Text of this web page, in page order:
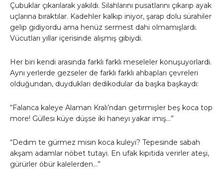
Çubuklar çıkarılarak yakıldı. Silahlarını pusatlarını çıkarıp ayak
uçlarına bıraktılar. Kadehler kalkıp iniyor, şarap dolu sürahiler
gelip gidiyordu ama henüz sermest dahi olmamışlardı.
Vücutları yıllar içerisinde alışmış gibiydi.
Her biri kendi arasında farklı farklı meseleler konuşuyorlardı.
Aynı yerlerde gezseler de farklı farklı ahbapları çevreleri
olduğundan, duydukları dedikodular da başka başkaydı:
“Falanca kaleye Alaman Kralı’ndan getırmışler beş koca top
more! Güllesı küye düşse iki haneyı yakar imış…”
“Dedım te gürmez misın koca kuleyi? Tepesinde sabah
akşam adamlar nöbet tutayi. En ufak kıpıtida verirler ateşi,
gürürler öbür kalelerden…”